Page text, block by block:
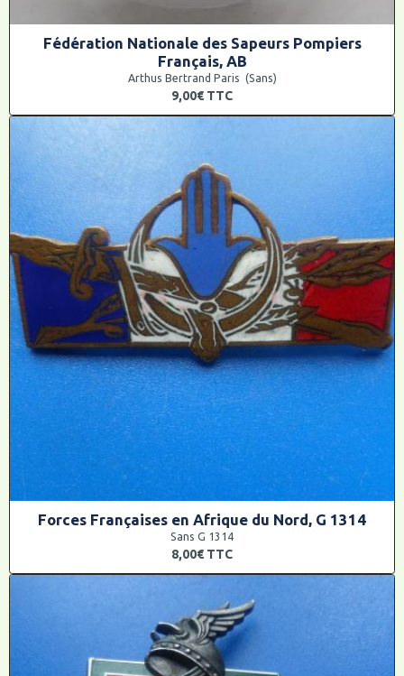
Fédération Nationale des Sapeurs Pompiers
Français, AB
Arthus Bertrand Paris (Sans)
9,00€ TTC
Forces Françaises en Afrique du Nord, G 1314
Sans G 1314
8,00€ TTC